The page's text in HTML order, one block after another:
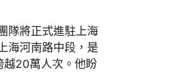
隊將正式進駐上海
海河南路中段，是
越20萬人次。他盼